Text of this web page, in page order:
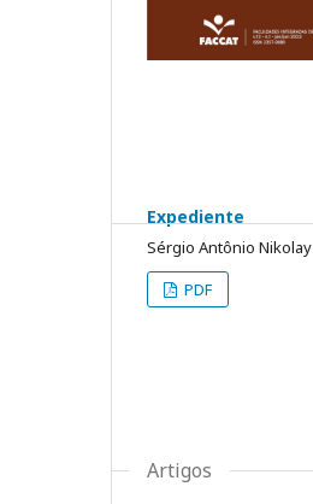
Expediente
Sérgio Antônio Nikolay
PDF
Artigos